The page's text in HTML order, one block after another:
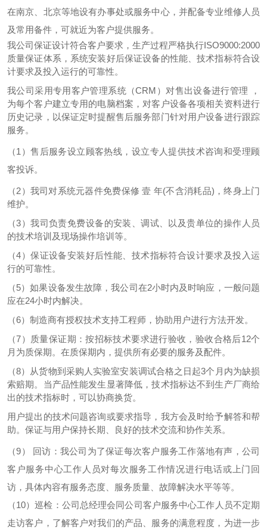
在南京、北京等地设有办事处或服务中心，并配备专业维修人员
及常用备件，可就近为客户提供服务。
我公司保证设计符合客户要求，生产过程严格执行ISO9000:2000
质量保证体系，系统安装好后保证设备的性能、技术指标符合设
计要求及投入运行的可靠性。
我公司采用专用客户管理系统（CRM）对售出设备进行管理 ，
为每个客户建立专用的电脑档案，对客户设备各项相关资料进行
历史记录，以保证定时提醒售后服务部门针对用户设备进行跟踪
服务。
（1）售后服务设立顾客热线，设立专人提供技术咨询和受理顾
客投诉。
（2） 我司对系统元器件免费保修 壹 年(不含消耗品)，终身上门
维护。
（3）我司负责免费设备的安装、调试、以及贵单位的操作人员
的技术培训及现场操作培训等。
（4）保证设备安装好后性能、技术指标符合设计要求及投入运
行的可靠性。
（5）如果设备发生故障，我公司在2小时内及时响应，一般问题
应在24小时内解决。
（6） 制造商有授权技术支持工程师，协助用户进行方法开发。
（7） 质量保证期：按招标技术要求进行验收，验收合格后12个
月为质保期。在质保期内，提供所有必要的服务及配件。
（8） 从货物到采购人实验室安装调试合格之日起3个月内为缺损
索赔期。当产品性能发生显著降低，技术指标达不到生产厂商给
出的技术指标时， 可以协商换货。
用户提出的技术问题咨询或要求指导，我方会及时给予解答和帮
助。保证与用户保持长期、良好的技术交流和协作关系。
（9）
回访：我公司为了保证每次客户服务工作落地有声，公司
客户服务中心工作人员对每次服务工作情况进行电话或上门回
访，具体内容有服务态度、服务质量、故障解决水平等等。
（10）巡检：公司总经理会同公司客户服务中心工作人员不定期
走访客户，了解客户对我们的产品、服务的满意程度，为进一步